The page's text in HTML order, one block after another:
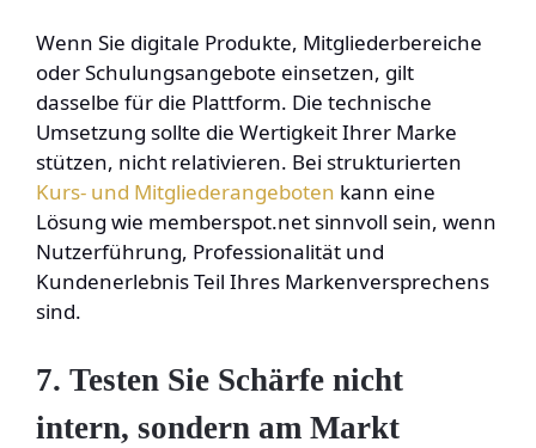
Wenn Sie digitale Produkte, Mitgliederbereiche
oder Schulungsangebote einsetzen, gilt
dasselbe für die Plattform. Die technische
Umsetzung sollte die Wertigkeit Ihrer Marke
stützen, nicht relativieren. Bei strukturierten
Kurs- und Mitgliederangeboten kann eine
Lösung wie memberspot.net sinnvoll sein, wenn
Nutzerführung, Professionalität und
Kundenerlebnis Teil Ihres Markenversprechens
sind.
7. Testen Sie Schärfe nicht
intern, sondern am Markt